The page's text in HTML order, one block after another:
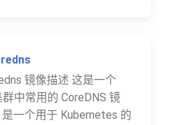
镜像描述 这是一个
中常用的 CoreDNS 镜
一个用于 Kubernetes 的